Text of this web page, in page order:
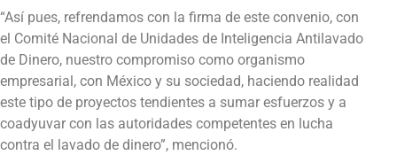
“Así pues, refrendamos con la firma de este convenio, con
el Comité Nacional de Unidades de Inteligencia Antilavado
de Dinero, nuestro compromiso como organismo
empresarial, con México y su sociedad, haciendo realidad
este tipo de proyectos tendientes a sumar esfuerzos y a
coadyuvar con las autoridades competentes en lucha
contra el lavado de dinero”, mencionó.